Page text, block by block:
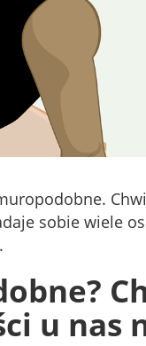
sobie wiele
u nas